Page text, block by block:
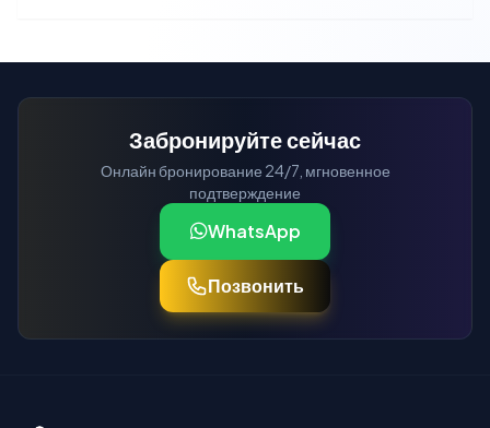
Забронируйте сейчас
Онлайн бронирование 24/7, мгновенное
подтверждение
WhatsApp
Позвонить